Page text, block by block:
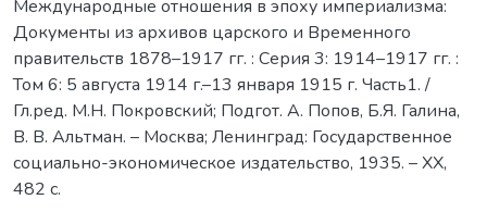
Международные отношения в эпоху империализма:
Документы из архивов царского и Временного
правительств 1878–1917 гг. : Серия 3: 1914–1917 гг. :
Том 6: 5 августа 1914 г.–13 января 1915 г. Часть1. /
Гл.ред. М.Н. Покровский; Подгот. А. Попов, Б.Я. Галина,
В. В. Альтман. – Москва; Ленинград: Государственное
социально-экономическое издательство, 1935. – ХХ,
482 с.